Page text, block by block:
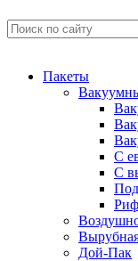
Пакеты
С
С
Дой-Пак